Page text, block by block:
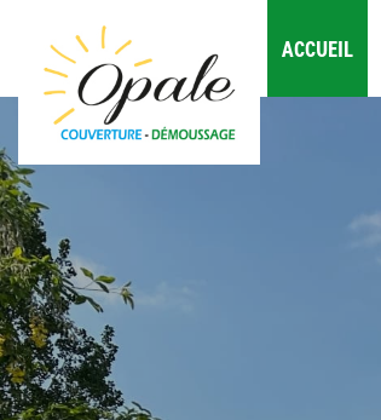
ACCUEIL